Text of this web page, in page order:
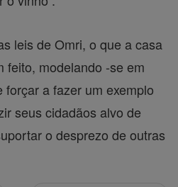
leis de Omri, o que a casa
feito, modelando -se em
a fazer um exemplo
seus cidadãos alvo de
o desprezo de outras